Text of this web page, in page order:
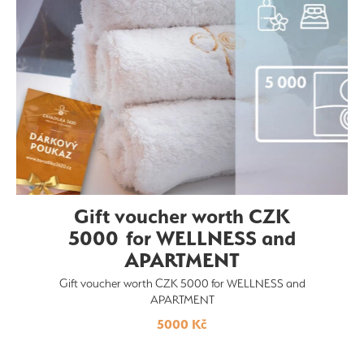
Gift voucher worth CZK
5000 for WELLNESS and
APARTMENT
Gift voucher worth CZK 5000 for WELLNESS and
APARTMENT
5000 Kč